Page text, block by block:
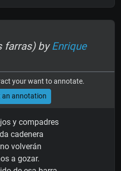
farras) by Enrique
your want to annotate.
annotation
y compadres
cadenera
volverán
a gozar.